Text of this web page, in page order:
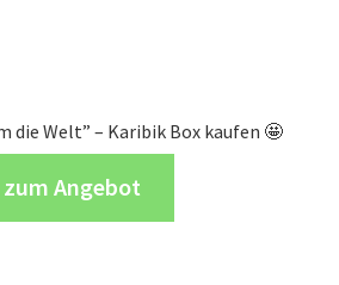
die Welt” – Karibik Box kaufen 🤩
zum Angebot